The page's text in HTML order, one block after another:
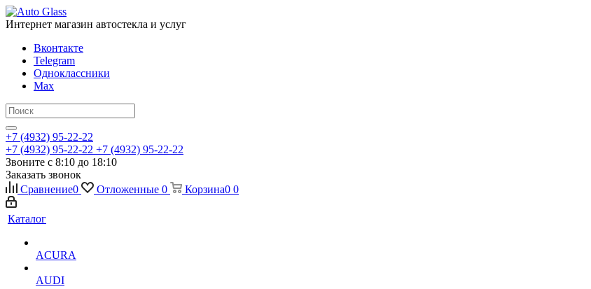
Интернет магазин автостекла и услуг
Вконтакте
Telegram
Одноклассники
Max
+7 (4932) 95-22-22
+7 (4932) 95-22-22 +7 (4932) 95-22-22
Звоните с 8:10 до 18:10
Заказать звонок
Сравнение0 Отложенные 0 Корзина0 0
Каталог
ACURA
AUDI